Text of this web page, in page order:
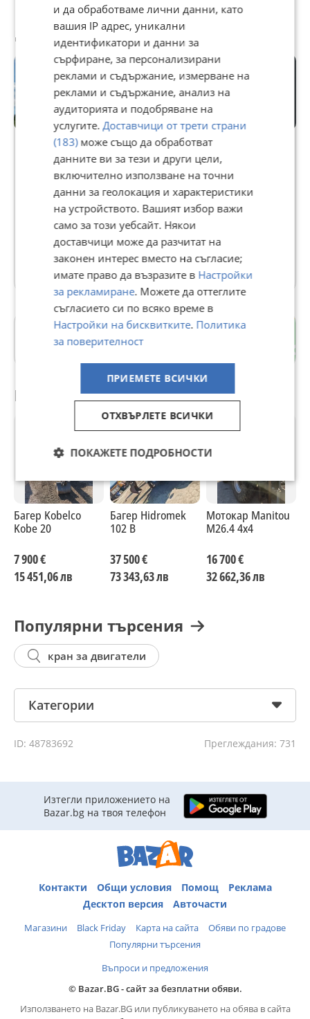
Потребител
Premium
Христо Тодоров
В Bazar.BG от 10 октомври 2010г.
Последно активен днес в 09:20 ч.
Телефон(и):0889000319
145 Обяви
Байкал
гр. Кърджали
Препоръчани за теб
Багер Kobelco
Kobe 20
7 900 €
15 451,06 лв
Багер Hidromek
102 B
37 500 €
73 343,63 лв
Мотокар Manitou
М26.4 4x4
16 700 €
32 662,36 лв
Популярни търсения
кран за двигатели
Категории
ID: 48783692 Преглеждания: 731
Изтегли приложението на
Bazar.bg на твоя телефон
Контакти Общи условия Помощ
Реклама
Десктоп версия
Авточасти
Магазини Black Friday Карта на сайта
Обяви по градове
Популярни търсения
Въпроси и предложения
© Bazar.BG - сайт за безплатни обяви.
Използването на Bazar.BG или публикуването на обява в сайта
и да обработваме лични данни, като
вашия IP адрес, уникални
идентификатори и данни за
сърфиране, за персонализирани
реклами и съдържание, измерване на
реклами и съдържание, анализ на
аудиторията и подобряване на
услугите.Доставчици от трети страни
(183)може също да обработват
данните ви за тези и други цели,
включително използване на точни
данни за геолокация и характеристики
на устройството. Вашият избор важи
само за този уебсайт. Някои
доставчици може да разчитат на
законен интерес вместо на съгласие;
имате право да възразите в Настройки
за рекламиране. Можете да оттеглите
съгласието си по всяко време в
Настройки на бисквитките. Политика
за поверителност
ПРИЕМЕТЕ ВСИЧКИ
ОТХВЪРЛЕТЕ ВСИЧКИ
ПОКАЖЕТЕ ПОДРОБНОСТИ